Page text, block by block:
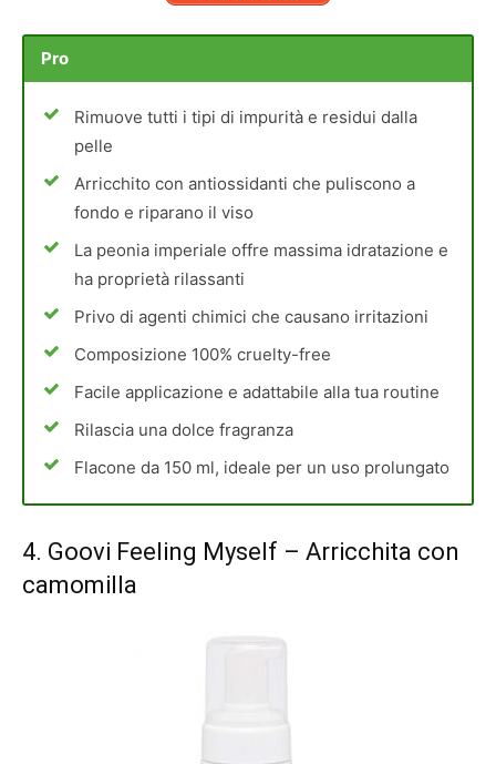
Pro
Rimuove tutti i tipi di impurità e residui dalla
pelle
Arricchito con antiossidanti che puliscono a
fondo e riparano il viso
La peonia imperiale offre massima idratazione e
ha proprietà rilassanti
Privo di agenti chimici che causano irritazioni
Composizione 100% cruelty-free
Facile applicazione e adattabile alla tua routine
Rilascia una dolce fragranza
Flacone da 150 ml, ideale per un uso prolungato
4. Goovi Feeling Myself – Arricchita con
camomilla